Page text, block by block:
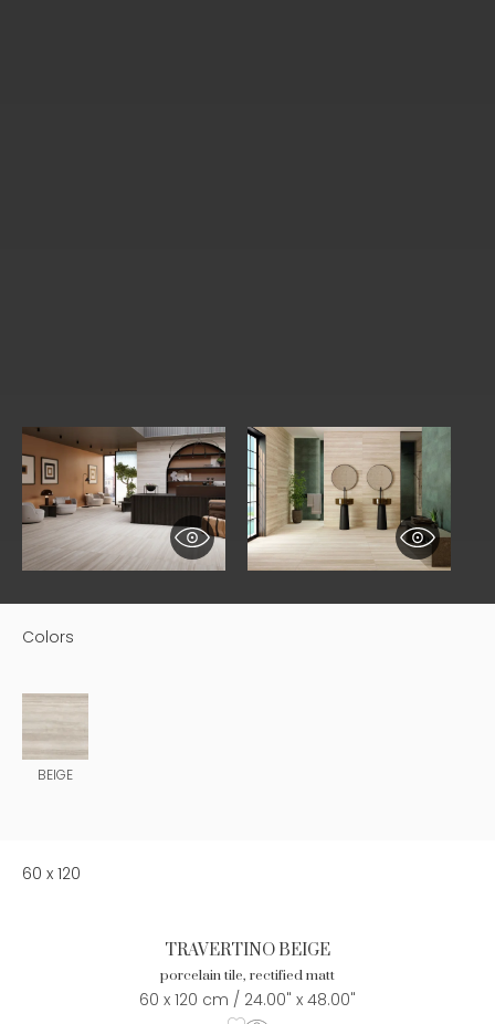
Colors
BEIGE
60 x 120
TRAVERTINO BEIGE
porcelain tile, rectified matt
60 x 120 cm / 24.00" x 48.00"